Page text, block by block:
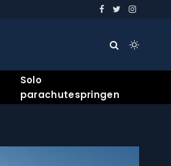
Facebook
Twitter
Solo
parachutespringen